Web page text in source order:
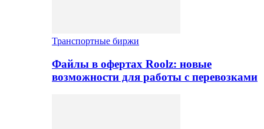
Транспортные биржи
Файлы в офертах Roolz: новые
возможности для работы с перевозками